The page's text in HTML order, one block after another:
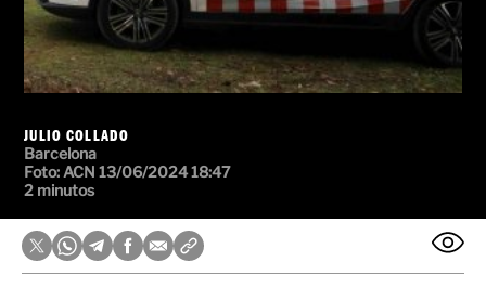
JULIO COLLADO
Barcelona
Foto: ACN 13/06/2024 18:47
2 minutos